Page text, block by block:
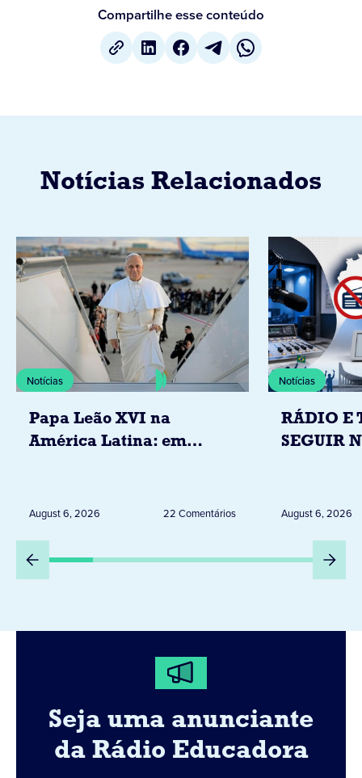
Compartilhe esse conteúdo
Notícias Relacionados
Notícias
Papa Leão XVI na
América Latina: em
Peru
August 6, 2026 22 Comentários
Notícias
RÁDIO E
SEGUIR
DESTA
August 6, 2026
Seja uma anunciante
da Rádio Educadora